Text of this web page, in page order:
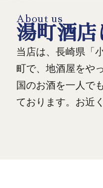
About us
湯町酒店
当店は、長崎県「
町で、地酒屋をや
国のお酒を一人で
ております。お近